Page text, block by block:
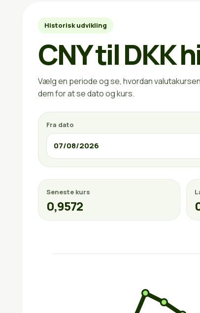
Historisk udvikling
CNY til DKK
Vælg en periode og se, hvordan
dem for at se dato og kurs.
Fra dato
Seneste kurs
0,9572